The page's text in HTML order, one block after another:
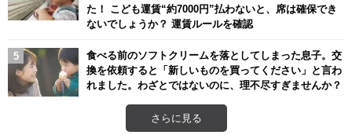
た！ こども運賃“約7000円”払わないと、席は確保でき
ないでしょうか？ 運賃ルールを確認
食べる前のソフトクリームを落としてしまった息子。交
換を依頼すると「新しいものを買ってください」と言わ
れました。わざとではないのに、理不尽すぎませんか？
さらに見る